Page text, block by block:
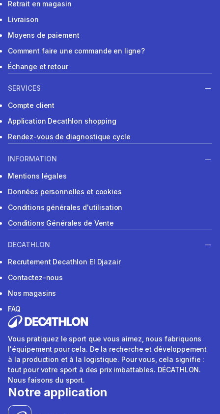
Retrait en magasin
Livraison
Moyens de paiement
Comment faire une commande en ligne?
Échange et retour
SERVICES
Compte client
Application Decathlon shopping
Rendez-vous de diagnostique cycle
INFORMATION
Mentions légales
Données personnelles et cookies
Conditions générales d'utilisation
Conditions Générales de Vente
DECATHLON
Recrutement Decathlon El Djazair
Contactez-nous
Nos magasins
FAQ
Vous pratiquez le sport que vous aimez, nous fabriquons
l'équipement pour cela. De la recherche et développement
à la production et à la logistique. Pour vous, cela signifie :
tout pour votre sport à des prix imbattables. DÉCATHLON.
Nous faisons du sport.
Notre application